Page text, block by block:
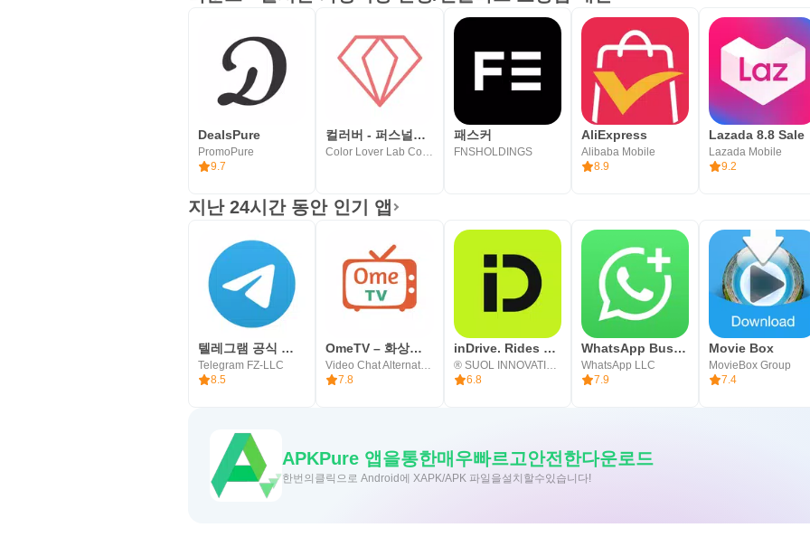
DealsPure
PromoPure
9.7
컬러버 - 퍼스널컬러 정보를 한 번에!
Color Lover Lab Co.,Ltd.
패스커
FNSHOLDINGS
AliExpress
Alibaba Mobile
8.9
Lazada 8.8 Sale
Lazada Mobile
9.2
지난 24시간 동안 인기 앱
텔레그램 공식 앱 Telegram
Telegram FZ-LLC
8.5
OmeTV – 화상채팅 대안
7.8
inDrive. Rides with fair fares
® SUOL INNOVATIONS LTD
6.8
WhatsApp Business
WhatsApp LLC
7.9
Movie Box
MovieBox Group
7.4
APKPure 앱을통한매우빠르고안전한다운로드
한번의클릭으로 Android에 XAPK/APK 파일을설치할수있습니다!